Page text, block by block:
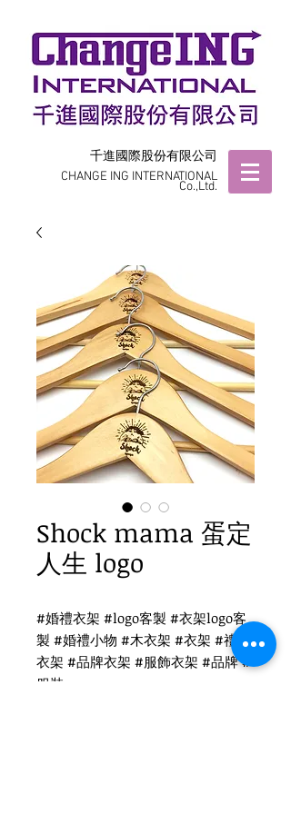
千進國際股份有限公司
CHANGE ING INTERNATIONAL
Co.,Ltd.
Shock mama 蛋定
人生 logo
#婚禮衣架 #logo客製 #衣架logo客
製 #婚禮小物 #木衣架 #衣架 #禮品
衣架 #品牌衣架 #服飾衣架 #品牌 #
服裝